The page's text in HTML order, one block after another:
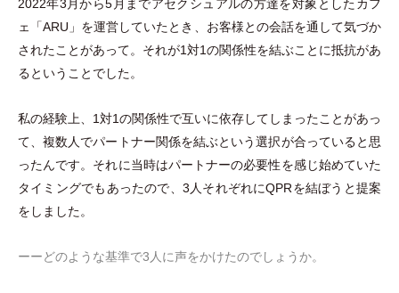
2022年3月から5月までアセクシュアルの方達を対象としたカフ
ェ
「ARU 」 を運営していたとき、お客様との会話を通して気づか
されたことがあって。それが1対1の関係性を結ぶことに抵抗があ
るということでした。
私の経験上、1対1の関係性で互いに依存してしまったことがあっ
て、複数人でパートナー関係を結ぶという選択が合っていると思
ったんです。それに当時はパートナーの必要性を感じ始めていた
タイミングでもあったので、3人それぞれにQPRを結ぼうと提案
をしました。
ーーどのような基準で3人に声をかけたのでしょうか。